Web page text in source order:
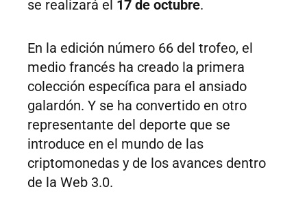
se realizará el 17 de octubre.
En la edición número 66 del trofeo, el
medio francés ha creado la primera
colección específica para el ansiado
galardón. Y se ha convertido en otro
representante del deporte que se
introduce en el mundo de las
criptomonedas y de los avances dentro
de la Web 3.0.